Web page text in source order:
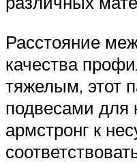
Расстояние
качества
тяжелым, этот
подвесами для
армстронг к